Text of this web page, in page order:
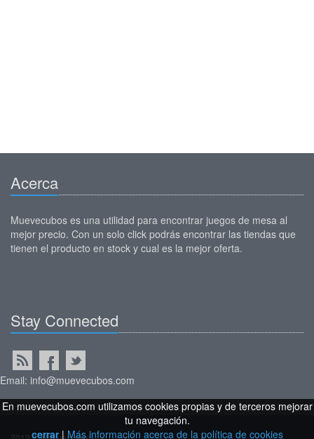
Acerca
Muevecubos es una utilidad para encontrar juegos de mesa al
mejor precio. Con un solo click podrás encontrar las tiendas que
tienen el producto en stock y cual es la mejor oferta.
Stay Connected
Email: info@muevecubos.com
En muevecubos.com utilizamos cookies propias y de terceros mejorar
tu navegación.
cerrar|Más información acerca de la política de cookies